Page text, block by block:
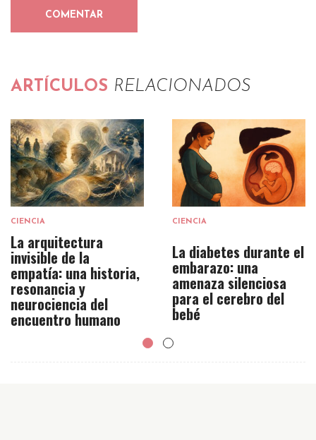
ARTÍCULOS RELACIONADOS
CIENCIA
La arquitectura
invisible de la
empatía: una historia,
resonancia y
neurociencia del
encuentro humano
CIENCIA
La diabetes durante el
embarazo: una
amenaza silenciosa
para el cerebro del
bebé